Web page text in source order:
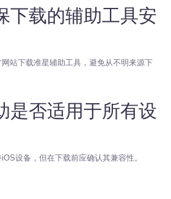
下载的辅助工具安
站下载准星辅助工具，避免从不明来源下
是否适用于所有设
设备，但在下载前应确认其兼容性。